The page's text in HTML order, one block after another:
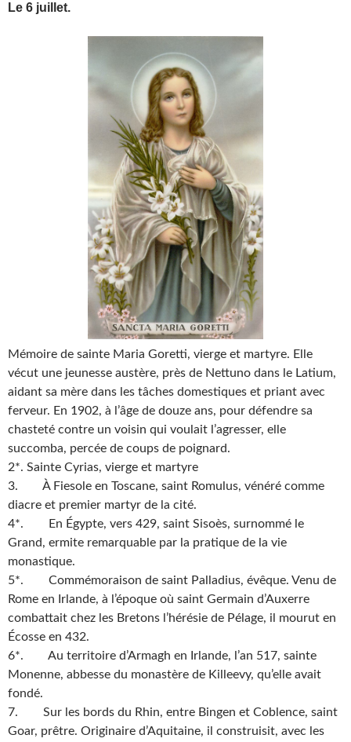
Le 6 juillet.
Mémoire de sainte Maria Goretti, vierge et martyre. Elle
vécut une jeunesse austère, près de Nettuno dans le Latium,
aidant sa mère dans les tâches domestiques et priant avec
ferveur. En 1902, à l’âge de douze ans, pour défendre sa
chasteté contre un voisin qui voulait l’agresser, elle
succomba, percée de coups de poignard.
2*. Sainte Cyrias, vierge et martyre
3. À Fiesole en Toscane, saint Romulus, vénéré comme
diacre et premier martyr de la cité.
4*. En Égypte, vers 429, saint Sisoès, surnommé le
Grand, ermite remarquable par la pratique de la vie
monastique.
5*. Commémoraison de saint Palladius, évêque. Venu de
Rome en Irlande, à l’époque où saint Germain d’Auxerre
combattait chez les Bretons l’hérésie de Pélage, il mourut en
Écosse en 432.
6*. Au territoire d’Armagh en Irlande, l’an 517, sainte
Monenne, abbesse du monastère de Killeevy, qu’elle avait
fondé.
7. Sur les bords du Rhin, entre Bingen et Coblence, saint
Goar, prêtre. Originaire d’Aquitaine, il construisit, avec les